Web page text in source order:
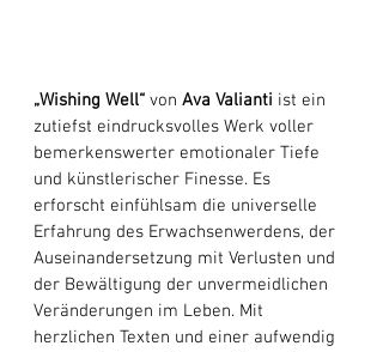
„Wishing Well“ von Ava Valianti ist ein
zutiefst eindrucksvolles Werk voller
bemerkenswerter emotionaler Tiefe
und künstlerischer Finesse. Es
erforscht einfühlsam die universelle
Erfahrung des Erwachsenwerdens, der
Auseinandersetzung mit Verlusten und
der Bewältigung der unvermeidlichen
Veränderungen im Leben. Mit
herzlichen Texten und einer aufwendig